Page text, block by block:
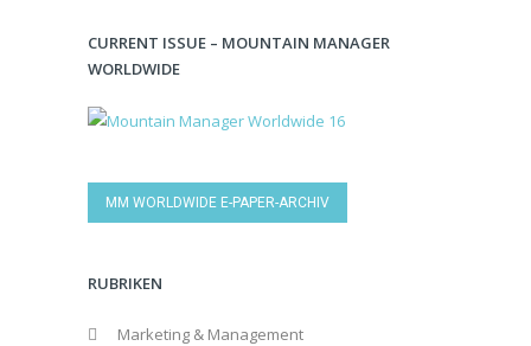
CURRENT ISSUE – MOUNTAIN MANAGER
WORLDWIDE
MM WORLDWIDE E-PAPER-ARCHIV
RUBRIKEN
Marketing & Management